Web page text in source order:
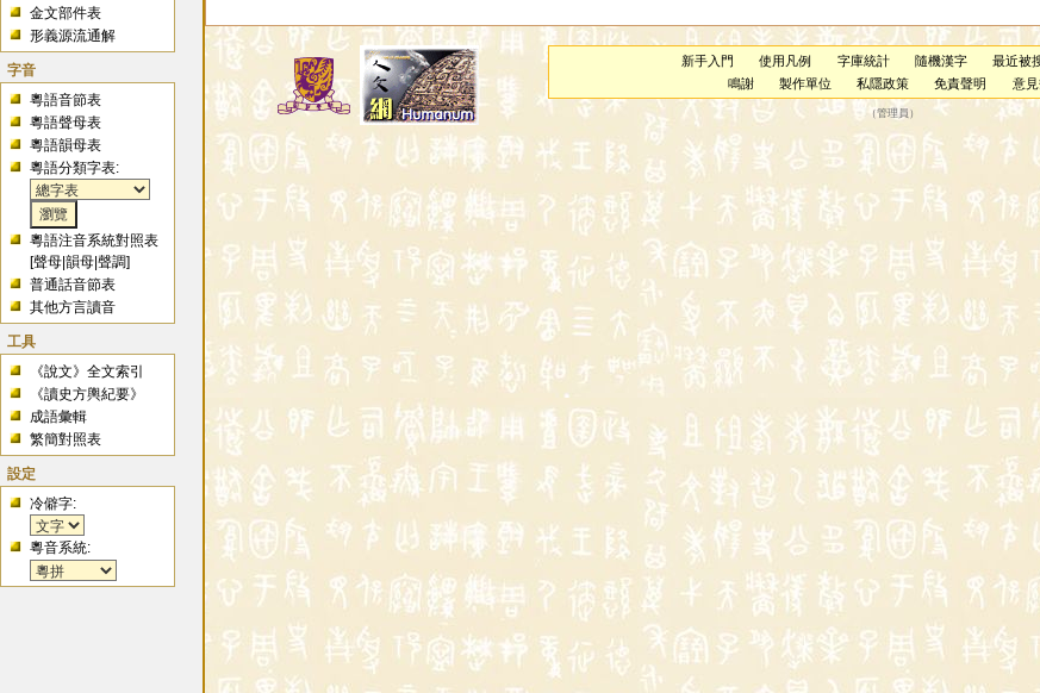
金文部件表
形義源流通解
字音
粵語音節表
粵語聲母表
粵語韻母表
粵語分類字表:
粵語注音系統對照表
[聲母 |韻母 |聲調]
普通話音節表
其他方言讀音
工具
《說文》全文索引
《讀史方輿紀要》
成語彙輯
繁簡對照表
設定
冷僻字:
粵音系統:
新手入門 使用凡例 字庫統計 隨機漢字
最近被
鳴謝
製作單位 私隱政策 免責聲明 意
（管理員 ）